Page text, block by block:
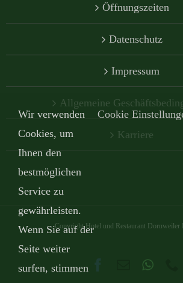
Öffnungszeiten
Datenschutz
Impressum
Allgemeine
Karriere
Copyright Hotel und Restaurant Dornweiler
Facebook
Wir verwenden
Cookies, um
Ihnen den
bestmöglichen
Service zu
gewährleisten.
Wenn Sie auf der
Seite weiter
surfen, stimmen
Cookie